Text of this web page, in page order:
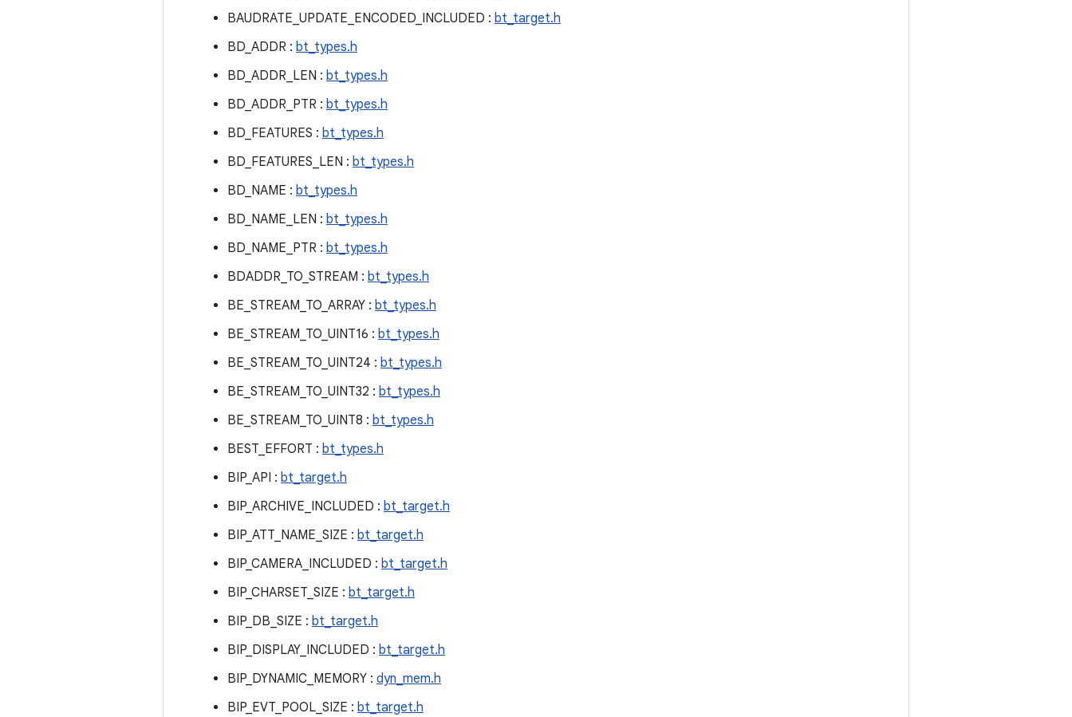
BAUDRATE_UPDATE_ENCODED_INCLUDED : bt_target.h
BD_ADDR : bt_types.h
BD_ADDR_LEN : bt_types.h
BD_ADDR_PTR : bt_types.h
BD_FEATURES : bt_types.h
BD_FEATURES_LEN : bt_types.h
BD_NAME : bt_types.h
BD_NAME_LEN : bt_types.h
BD_NAME_PTR : bt_types.h
BDADDR_TO_STREAM : bt_types.h
BE_STREAM_TO_ARRAY : bt_types.h
BE_STREAM_TO_UINT16 : bt_types.h
BE_STREAM_TO_UINT24 : bt_types.h
BE_STREAM_TO_UINT32 : bt_types.h
BE_STREAM_TO_UINT8 : bt_types.h
BEST_EFFORT : bt_types.h
BIP_API : bt_target.h
BIP_ARCHIVE_INCLUDED : bt_target.h
BIP_ATT_NAME_SIZE : bt_target.h
BIP_CAMERA_INCLUDED : bt_target.h
BIP_CHARSET_SIZE : bt_target.h
BIP_DB_SIZE : bt_target.h
BIP_DISPLAY_INCLUDED : bt_target.h
BIP_DYNAMIC_MEMORY : dyn_mem.h
BIP_EVT_POOL_SIZE : bt_target.h